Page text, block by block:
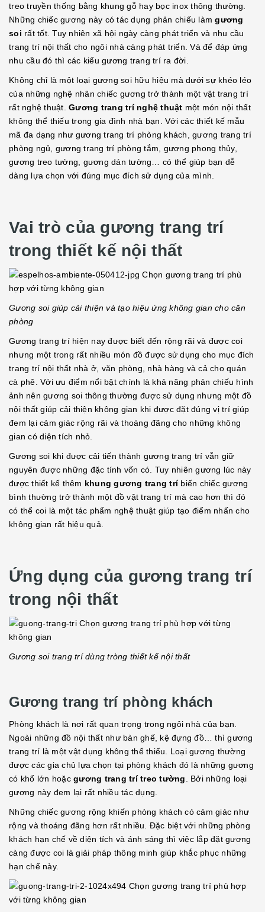
treo truyền thống bằng khung gỗ hay bọc inox thông thường.
Những chiếc gương này có tác dụng phản chiếu làmgương
soi rất tốt. Tuy nhiên xã hội ngày càng phát triển và nhu cầu
trang trí nội thất cho ngôi nhà càng phát triển. Và để đáp ứng
nhu cầu đó thì các kiểu gương trang trí ra đời.
Không chỉ là một loại gương soi hữu hiệu mà dưới sự khéo léo
của những nghệ nhân chiếc gương trở thành một vật trang trí
rất nghệ thuật. Gương trang trí nghệ thuật một món nội thất
không thể thiếu trong gia đình nhà bạn. Với các thiết kế mẫu
mã đa dạng như gương trang trí phòng khách, gương trang trí
phòng ngủ, gương trang trí phòng tắm, gương phong thủy,
gương treo tường, gương dán tường… có thể giúp bạn dễ
dàng lựa chọn với đúng mục đích sử dụng của mình.
Vai trò của gương trang trí
trong thiết kế nội thất
Gương soi giúp cải thiện và tạo hiệu ứng không gian cho căn
phòng
Gương trang trí hiện nay được biết đến rộng rãi và được coi
nhưng một trong rất nhiều món đồ được sử dụng cho mục đích
trang trí nội thất nhà ở, văn phòng, nhà hàng và cả cho quán
cà phê. Với ưu điểm nổi bật chính là khả năng phản chiếu hình
ảnh nên gương soi thông thường được sử dụng nhưng một đồ
nội thất giúp cải thiện không gian khi được đặt đúng vị trí giúp
đem lại cảm giác rộng rãi và thoáng đãng cho những không
gian có diện tích nhỏ.
Gương soi khi được cải tiến thành gương trang trí vẫn giữ
nguyên được những đặc tính vốn có. Tuy nhiên gương lúc này
được thiết kế thêm khung gương trang trí biến chiếc gương
bình thường trở thành một đồ vật trang trí mà cao hơn thì đó
có thể coi là một tác phẩm nghệ thuật giúp tạo điểm nhấn cho
không gian rất hiệu quả.
Ứng dụng của gương trang trí
trong nội thất
Gương soi trang trí dùng tròng thiết kế nội thất
Gương trang trí phòng khách
Phòng khách là nơi rất quan trọng trong ngôi nhà của bạn.
Ngoài những đồ nội thất như bàn ghế, kệ đựng đồ… thì gương
trang trí là một vật dụng không thể thiếu. Loại gương thường
được các gia chủ lựa chọn tại phòng khách đó là những gương
có khổ lớn hoặc gương trang trí treo tường . Bởi những loại
gương này đem lại rất nhiều tác dụng.
Những chiếc gương rộng khiến phòng khách có cảm giác như
rộng và thoáng đãng hơn rất nhiều. Đặc biệt với những phòng
khách hạn chế về diện tích và ánh sáng thì việc lắp đặt gương
càng được coi là giải pháp thông minh giúp khắc phục những
hạn chế này.